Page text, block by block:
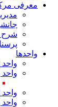
معرفی
شرح
واحدها
واحد
واحد